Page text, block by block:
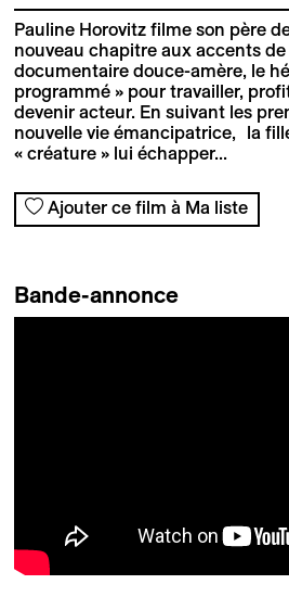
Pauline Horovitz filme son père
nouveau chapitre aux accents
documentaire douce-amère, le
programmé » pour travailler,
devenir acteur. En suivant les
nouvelle vie émancipatrice, la
« créature » lui échapper...
Ajouter ce film à Ma liste
Bande-annonce